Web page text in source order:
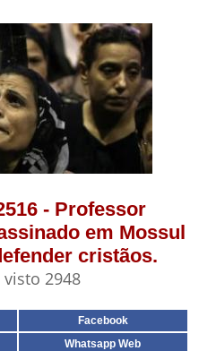
- Professor
em Mossul
cristãos.
2948
Facebook
Whatsapp Web